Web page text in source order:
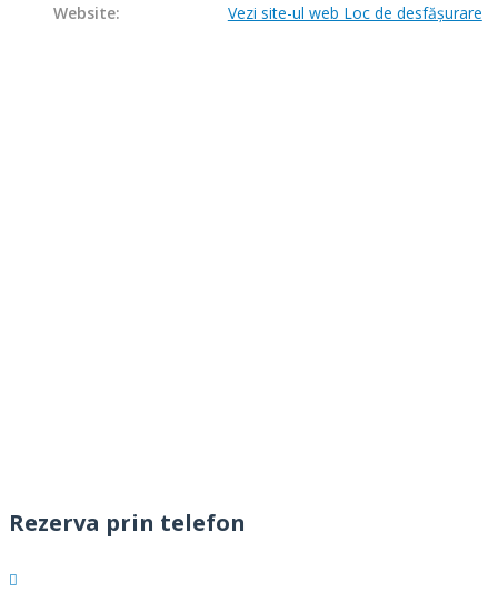
Website:
Vezi site-ul web Loc de desfășurare
Rezerva prin telefon